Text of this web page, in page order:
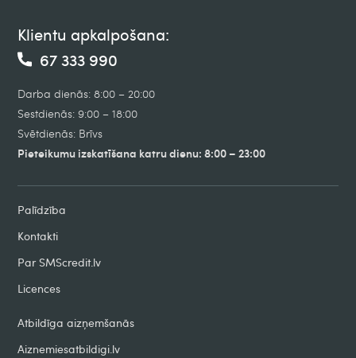
Klientu apkalpošana:
67 333 990
Darba dienās: 8:00 – 20:00
Sestdienās: 9:00 – 18:00
Svētdienās: Brīvs
Pieteikumu izskatīšana katru dienu: 8:00 – 23:00
Palīdzība
Kontakti
Par SMScredit.lv
Licences
Atbildīga aizņemšanās
Aiznemiesatbildigi.lv